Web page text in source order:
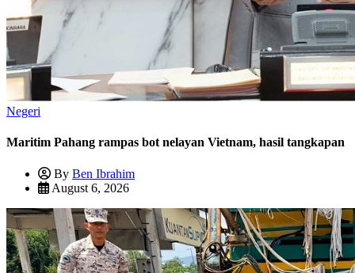
Negeri
Maritim Pahang rampas bot nelayan Vietnam, hasil tangkapan
By Ben Ibrahim
August 6, 2026